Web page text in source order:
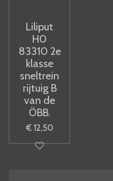
Liliput
H0
83310 2e
klasse
sneltrein
rijtuig B
van de
ÖBB.
€ 12,50